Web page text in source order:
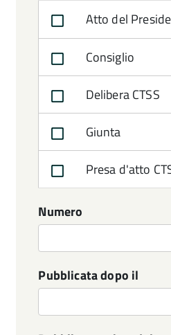
Atto del
Consiglio
Delibera CTSS
Giunta
Presa d'atto
Numero
Pubblicata dopo il